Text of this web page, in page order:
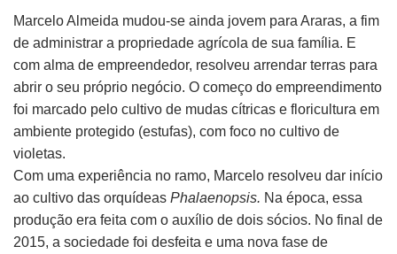
Marcelo Almeida mudou-se ainda jovem para Araras, a fim
de administrar a propriedade agrícola de sua família. E
com alma de empreendedor, resolveu arrendar terras para
abrir o seu próprio negócio. O começo do empreendimento
foi marcado pelo cultivo de mudas cítricas e floricultura em
ambiente protegido (estufas), com foco no cultivo de
violetas.
Com uma experiência no ramo, Marcelo resolveu dar início
ao cultivo das orquídeas Phalaenopsis. Na época, essa
produção era feita com o auxílio de dois sócios. No final de
2015, a sociedade foi desfeita e uma nova fase de